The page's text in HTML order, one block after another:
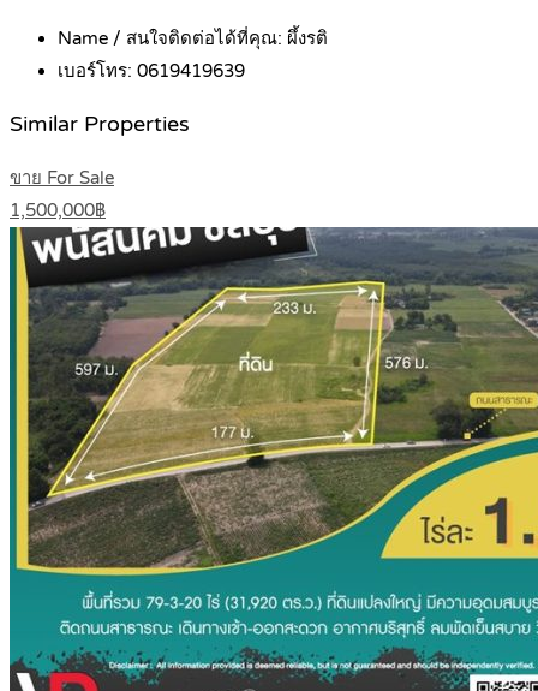
Name / สนใจติดต่อได้ที่คุณ: ผึ้งรติ
เบอร์โทร: 0619419639
Similar Properties
ขาย For Sale
1,500,000฿